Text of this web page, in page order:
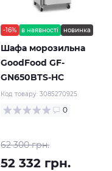
-16% в наявності новинка
Шафа морозильна
GoodFood GF-
GN650BTS-HC
Код товару:3085270925
0
62 300 грн.
52 332 грн.